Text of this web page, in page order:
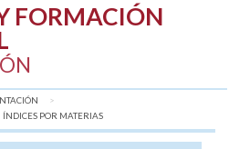
FORMACIÓN
AQUÍ:
ÍNDICES POR MATERIAS